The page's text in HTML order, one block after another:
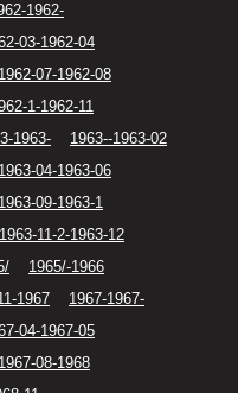
1962-
03-1962-04
1962-07-1962-08
1-1962-11
1963-
1963--1963-02
1963-04-1963-06
1963-09-1963-1
1963-11-2-1963-12
1965/-1966
1967
1967-1967-
04-1967-05
1967-08-1968